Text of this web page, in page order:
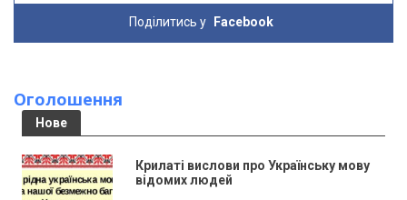
Поділитись у Facebook
Оголошення
Нове
Крилаті вислови про Українську мову
відомих людей